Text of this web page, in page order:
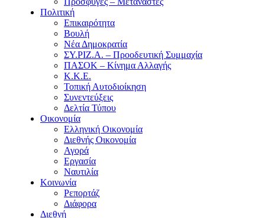
Πολιτική
Επικαιρότητα
Βουλή
Νέα Δημοκρατία
ΣΥ.ΡΙΖ.Α. – Προοδευτική Συμμαχία
ΠΑΣΟΚ – Κίνημα Αλλαγής
Κ.Κ.Ε.
Τοπική Αυτοδιοίκηση
Συνεντεύξεις
Δελτία Τύπου
Οικονομία
Ελληνική Οικονομία
Διεθνής Οικονομία
Αγορά
Εργασία
Ναυτιλία
Κοινωνία
Ρεπορτάζ
Διάφορα
Διεθνή